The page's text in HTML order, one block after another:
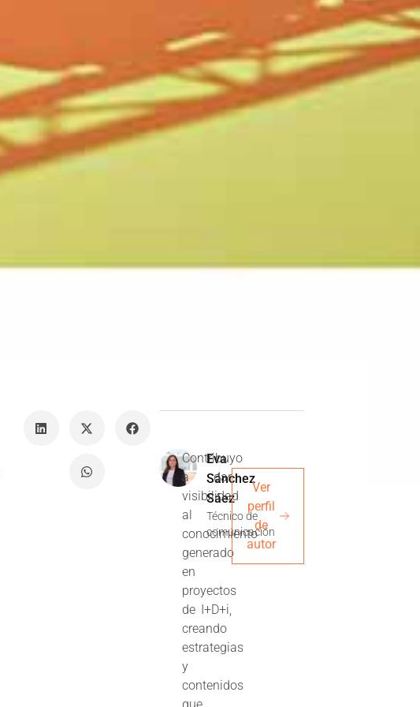
Eva
Sánchez
Sáez
Técnico de
comunicación
Contribuyo
a dar
visibilidad
al
conocimiento
generado
en
proyectos
de I+D+i,
creando
estrategias
y
contenidos
Ver
perfil
de
autor